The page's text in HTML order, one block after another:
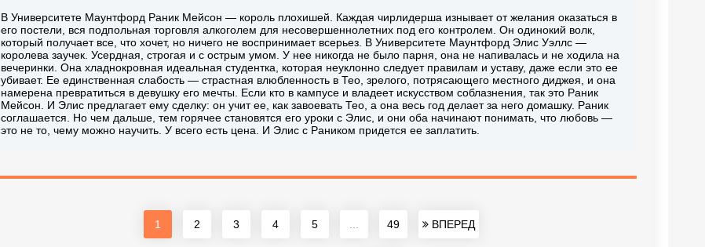
В Университете Маунтфорд Раник Мейсон — король плохишей. Каждая чирлидерша изнывает от желания оказаться в
его постели, вся подпольная торговля алкоголем для несовершеннолетних под его контролем. Он одинокий волк,
который получает все, что хочет, но ничего не воспринимает всерьез. В Университете Маунтфорд Элис Уэллс —
королева заучек. Усердная, строгая и с острым умом. У нее никогда не было парня, она не напивалась и не ходила на
вечеринки. Она хладнокровная идеальная студентка, которая неуклонно следует правилам и уставу, даже если это ее
убивает. Ее единственная слабость — страстная влюбленность в Тео, зрелого, потрясающего местного диджея, и она
намерена превратиться в девушку его мечты. Если кто в кампусе и владеет искусством соблазнения, так это Раник
Мейсон. И Элис предлагает ему сделку: он учит ее, как завоевать Тео, а она весь год делает за него домашку. Раник
соглашается. Но чем дальше, тем горячее становятся его уроки с Элис, и они оба начинают понимать, что любовь —
это не то, чему можно научить. У всего есть цена. И Элис с Раником придется ее заплатить.
1 2 3 4 5 49 ВПЕРЕД